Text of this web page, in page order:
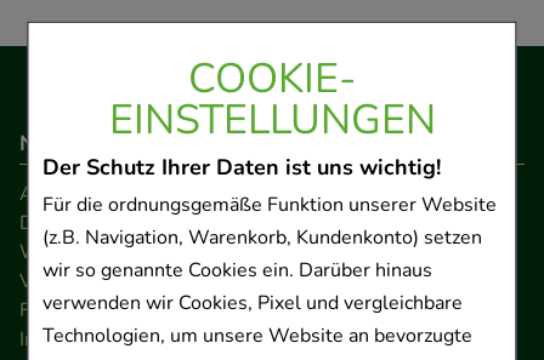
COOKIE-
EINSTELLUNGEN
Der Schutz Ihrer Daten ist uns wichtig!
Für die ordnungsgemäße Funktion unserer Website
(z.B. Navigation, Warenkorb, Kundenkonto) setzen
wir so genannte Cookies ein. Darüber hinaus
verwenden wir Cookies, Pixel und vergleichbare
Technologien, um unsere Website an bevorzugte
Navigation
AGB
Datenschutz
Widerrufsrecht
Versandkosten
FAQ
Impressum